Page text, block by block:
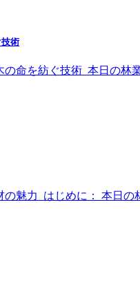
術
命を紡ぐ技術 本日の
魅力 はじめに： 本日